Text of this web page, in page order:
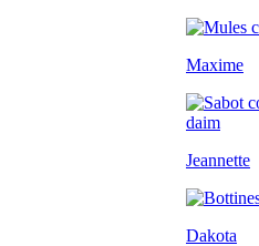
Maxime
Jeannette
Dakota